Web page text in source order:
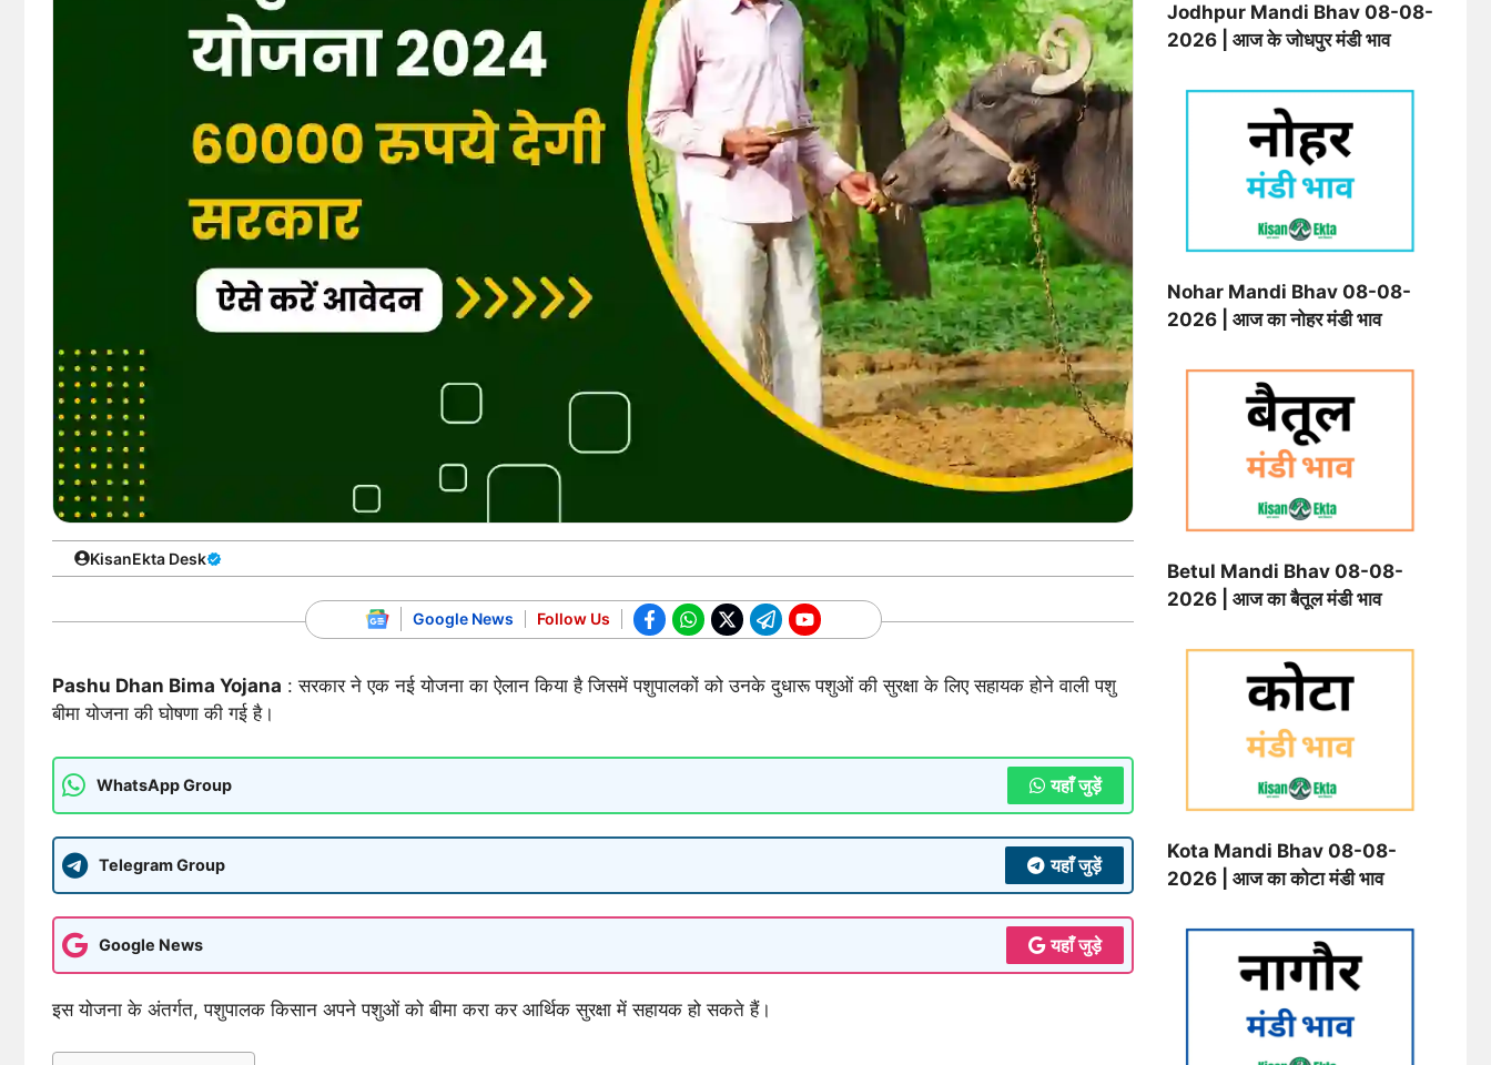
KisanEkta Desk
Google News Follow Us
Pashu Dhan Bima Yojana : सरकार ने एक नई योजना का ऐलान किया है जिसमें पशुपालकों को उनके दुधारू पशुओं की सुरक्षा के लिए सहायक होने वाली पशु
बीमा योजना की घोषणा की गई है।
WhatsApp Group यहाँ जुड़ें
Telegram Group यहाँ जुड़ें
Google News यहाँ जुड़े
इस योजना के अंतर्गत, पशुपालक किसान अपने पशुओं को बीमा करा कर आर्थिक सुरक्षा में सहायक हो सकते हैं।
Jodhpur Mandi Bhav 08-08-
2026 | आज के जोधपुर मंडी भाव
Nohar Mandi Bhav 08-08-
2026 | आज का नोहर मंडी भाव
Betul Mandi Bhav 08-08-
2026 | आज का बैतूल मंडी भाव
Kota Mandi Bhav 08-08-
2026 | आज का कोटा मंडी भाव